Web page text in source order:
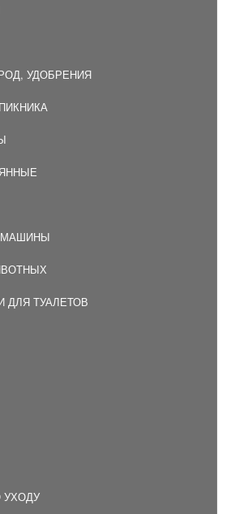
УДОБРЕНИЯ
МАШИНЫ
ДЛЯ ТУАЛЕТОВ
УХОДУ